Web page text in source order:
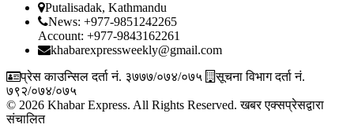
Putalisadak, Kathmandu
News: +977-9851242265
Account: +977-9843162261
khabarexpressweekly@gmail.com
प्रेस काउन्सिल दर्ता नं. ३७७७/०७४/०७५
सूचना विभाग दर्ता नं.
७९२/०७४/०७५
© 2026 Khabar Express. All Rights Reserved. खबर एक्सप्रेसद्वारा
संचालित